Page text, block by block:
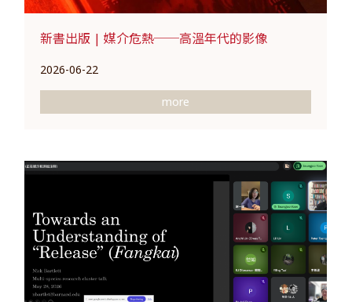
新書出版 | 媒介危熱──高溫年代的影像
2026-06-22
more